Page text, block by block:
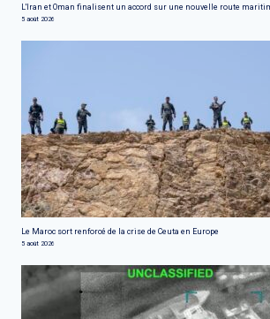
L'Iran et Oman finalisent un accord sur une nouvelle route
5 août 2026
Le Maroc sort renforcé de la crise de Ceuta en Europe
5 août 2026